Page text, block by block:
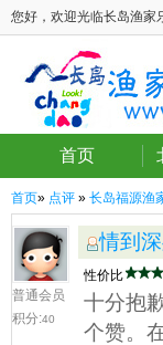
您好，欢迎光临长岛渔家
首页
首页» 点评 » 长岛福源渔
普通会员
积分:40
情到
性价比
十分抱
个赞。